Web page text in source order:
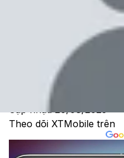
Cách giới hạn
điện thoại để
Trúc Huỳnh
Ngày đăng:
Cập nhật:20/08/2025
Theo dõi XTMobile trên